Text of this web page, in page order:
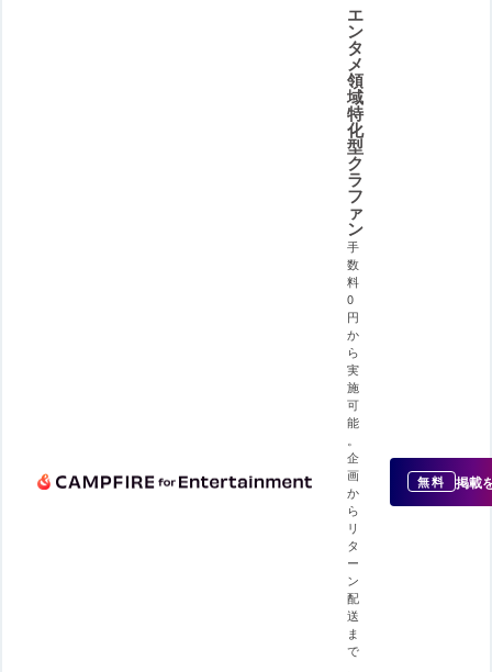
エ
ン
タ
メ
領
域
特
化
型
ク
ラ
フ
ァ
ン
手
数
料
0
円
か
ら
実
施
可
能
企
画
か
ら
リ
タ
ー
ン
配
送
ま
で
無料 掲載